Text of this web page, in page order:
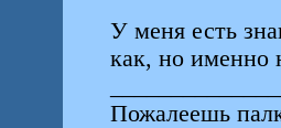
У меня есть
как, но именно
Пожалеешь